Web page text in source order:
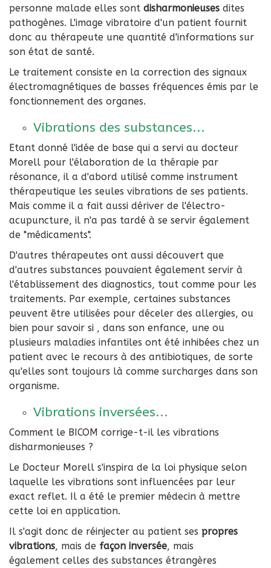
personne malade elles sont disharmonieuses dites
pathogènes. L'image vibratoire d'un patient fournit
donc au thérapeute une quantité d'informations sur
son état de santé.
Le traitement consiste en la correction des signaux
électromagnétiques de basses fréquences émis par le
fonctionnement des organes.
Vibrations des substances...
Etant donné l'idée de base qui a servi au docteur
Morell pour l'élaboration de la thérapie par
résonance, il a d'abord utilisé comme instrument
thérapeutique les seules vibrations de ses patients.
Mais comme il a fait aussi dériver de l'électro-
acupuncture, il n'a pas tardé à se servir également
de "médicaments".
D'autres thérapeutes ont aussi découvert que
d'autres substances pouvaient également servir à
l'établissement des diagnostics, tout comme pour les
traitements. Par exemple, certaines substances
peuvent être utilisées pour déceler des allergies, ou
bien pour savoir si , dans son enfance, une ou
plusieurs maladies infantiles ont été inhibées chez un
patient avec le recours à des antibiotiques, de sorte
qu'elles sont toujours là comme surcharges dans son
organisme.
Vibrations inversées...
Comment le BICOM corrige-t-il les vibrations
disharmonieuses ?
Le Docteur Morell s'inspira de la loi physique selon
laquelle les vibrations sont influencées par leur
exact reflet. Il a été le premier médecin à mettre
cette loi en application.
Il s'agit donc de réinjecter au patient ses propres
vibrations, mais de façon inversée, mais
également celles des substances étrangères